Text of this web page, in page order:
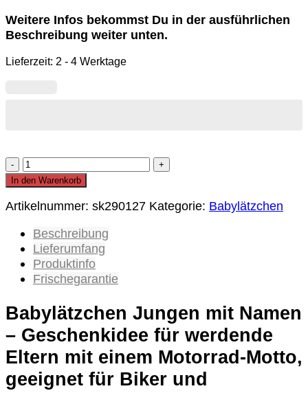
Weitere Infos bekommst Du in der ausführlichen
Beschreibung weiter unten.
Lieferzeit: 2 - 4 Werktage
Babylätzchen
Jungen
Name
individuelles
Geburtsgeschenk
für
rennstreckenverrückte
und
Teams
Menge
In den Warenkorb
Artikelnummer: sk290127 Kategorie: Babylätzchen
Beschreibung
Lieferumfang
Produktinfo
Frischegarantie
Babylätzchen Jungen mit Namen
– Geschenkidee für werdende
Eltern mit einem Motorrad-Motto,
geeignet für Biker und